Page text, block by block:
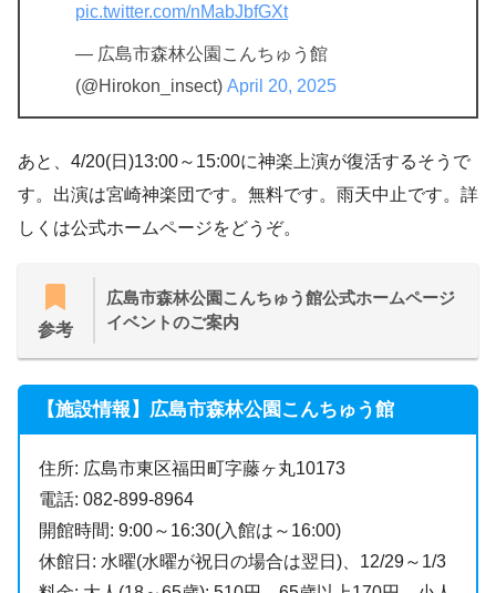
pic.twitter.com/nMabJbfGXt
— 広島市森林公園こんちゅう館
(@Hirokon_insect) April 20, 2025
あと、4/20(日)13:00～15:00に神楽上演が復活するそうで
す。出演は宮崎神楽団です。無料です。雨天中止です。詳
しくは公式ホームページをどうぞ。
参考
広島市森林公園こんちゅう館公式ホームページ
イベントのご案内
【施設情報】広島市森林公園こんちゅう館
住所: 広島市東区福田町字藤ヶ丸10173
電話: 082-899-8964
開館時間: 9:00～16:30(入館は～16:00)
休館日: 水曜(水曜が祝日の場合は翌日)、12/29～1/3